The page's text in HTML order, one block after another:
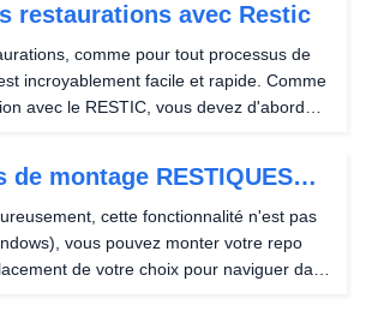
restaurations avec Restic
comme pour tout processus de
incroyablement facile et rapide. Comme
avec le RESTIC, vous devez d'abord
de montage RESTIQUES
Linux
cette fonctionnalité n'est pas
vous pouvez monter votre repo
de votre choix pour naviguer dans